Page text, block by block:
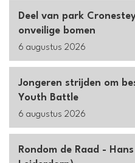
Deel van park
onveilige bomen
6 augustus 2026
Jongeren strijden om
Youth Battle
6 augustus 2026
Rondom de Raad -